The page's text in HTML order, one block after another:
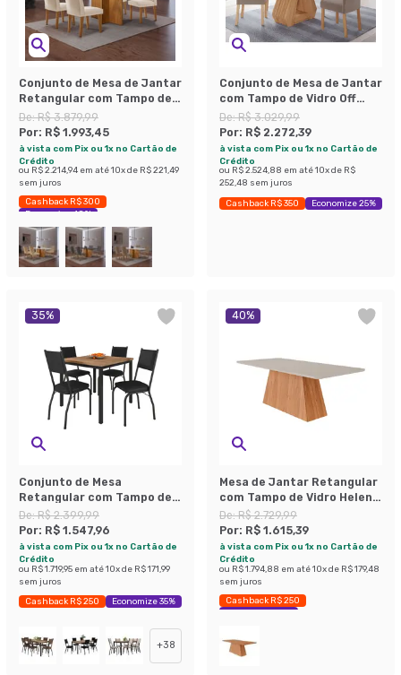
Conjunto de Mesa de Jantar
Retangular com Tampo de
Vidro Off White Berlim e 4
Cadeiras Alegra Veludo
Creme e Imbuia
De:R$ 3.879,99
Por: R$ 1.993,45
à vista com Pix ou 1x no Cartão de
Crédito
ou R$ 2.214,94 em até10x de R$ 221,49
sem juros
Cashback R$ 300
Economize 48%
Conjunto de Mesa de Jantar
com Tampo de Vidro Off
White Agata e 4 Cadeiras
Fernanda Suede Joli e
Nature
De:R$ 3.029,99
Por: R$ 2.272,39
à vista com Pix ou 1x no Cartão de
Crédito
ou R$ 2.524,88 em até10x de R$
252,48 sem juros
Cashback R$ 350 Economize 25%
35%
Conjunto de Mesa
Retangular com Tampo de
MDP Amadeirado e 4
Cadeiras Adriana II
Revestimento Sintético
Preto
De:R$ 2.399,99
Por: R$ 1.547,96
à vista com Pix ou 1x no Cartão de
Crédito
ou R$ 1.719,95 em até10x de R$ 171,99
sem juros
Cashback R$ 250 Economize 35%
+38
40%
Mesa de Jantar Retangular
com Tampo de Vidro Helena
Off White Cinamomo 210 cm
De:R$ 2.729,99
Por: R$ 1.615,39
à vista com Pix ou 1x no Cartão de
Crédito
ou R$ 1.794,88 em até10x de R$ 179,48
sem juros
Cashback R$ 250
Economize 40%